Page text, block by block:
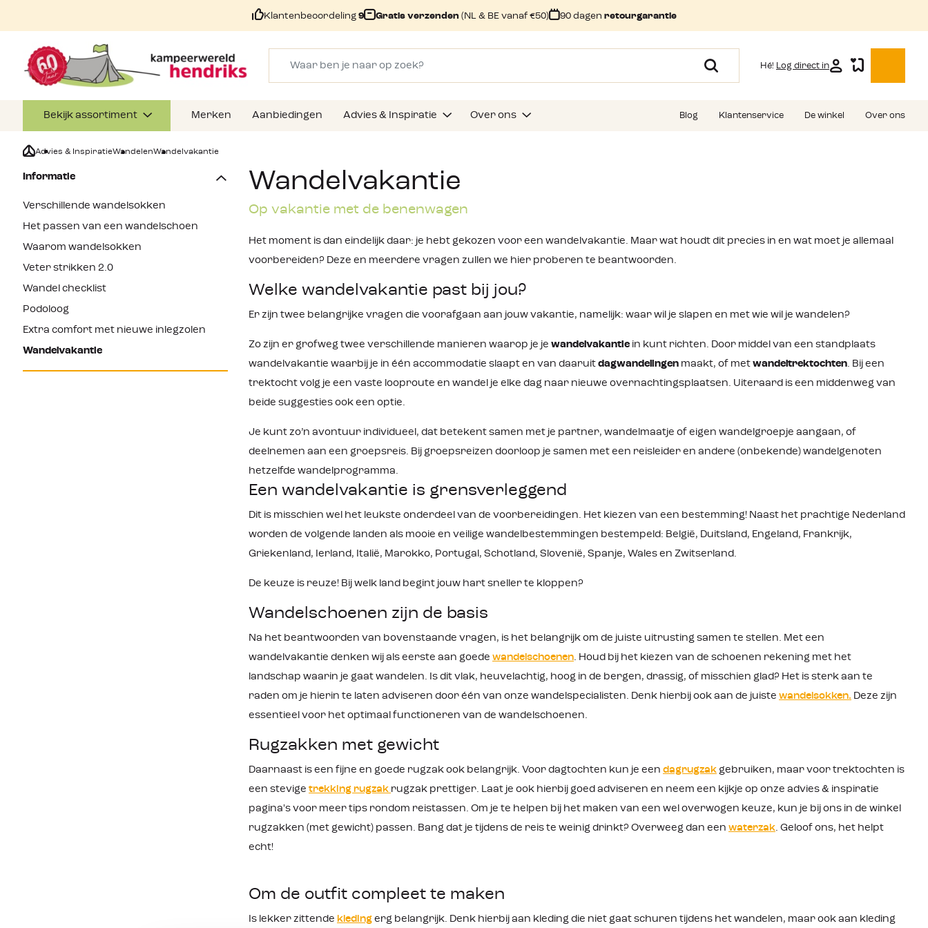
Klantenbeoordeling 9 Gratis verzenden (NL & BE vanaf €50) 90 dagen retourgarantie
Hé! Log direct in
Bekijk assortiment Merken Aanbiedingen Advies & Inspiratie Over ons Blog Klantenservice De winkel Over ons
Advies & InspiratieWandelenWandelvakantie
Informatie
Verschillende wandelsokken
Het passen van een wandelschoen
Waarom wandelsokken
Veter strikken 2.0
Wandel checklist
Podoloog
Extra comfort met nieuwe inlegzolen
Wandelvakantie
Wandelvakantie
Op vakantie met de benenwagen
Het moment is dan eindelijk daar: je hebt gekozen voor een wandelvakantie. Maar wat houdt dit precies in en wat moet je allemaal
voorbereiden? Deze en meerdere vragen zullen we hier proberen te beantwoorden.
Welke wandelvakantie past bij jou?
Er zijn twee belangrijke vragen die voorafgaan aan jouw vakantie, namelijk: waar wil je slapen en met wie wil je wandelen?
Zo zijn er grofweg twee verschillende manieren waarop je je wandelvakantie in kunt richten. Door middel van een standplaats
wandelvakantie waarbij je in één accommodatie slaapt en van daaruit dagwandelingen maakt, of met wandeltrektochten. Bij een
trektocht volg je een vaste looproute en wandel je elke dag naar nieuwe overnachtingsplaatsen. Uiteraard is een middenweg van
beide suggesties ook een optie.
Je kunt zo’n avontuur individueel, dat betekent samen met je partner, wandel­maatje of eigen wandel­groepje aangaan, of
deelnemen aan een groepsreis. Bij groepsreizen doorloop je samen met een reisleider en andere (onbekende) wandelgenoten
hetzelfde wandelprogramma.
Een wandelvakantie is grensverleggend
Dit is misschien wel het leukste onderdeel van de voorbereidingen. Het kiezen van een bestemming! Naast het prachtige Nederland
worden de volgende landen als mooie en veilige wandelbestemmingen bestempeld: België, Duitsland, Engeland, Frankrijk,
Griekenland, Ierland, Italië, Marokko, Portugal, Schotland, Slovenië, Spanje, Wales en Zwitserland.
De keuze is reuze! Bij welk land begint jouw hart sneller te kloppen?
Wandelschoenen zijn de basis
Na het beantwoorden van bovenstaande vragen, is het belangrijk om de juiste uitrusting samen te stellen. Met een
wandelvakantie denken wij als eerste aan goede wandelschoenen. Houd bij het kiezen van de schoenen rekening met het
landschap waarin je gaat wandelen. Is dit vlak, heuvelachtig, hoog in de bergen, drassig, of misschien glad? Het is sterk aan te
raden om je hierin te laten adviseren door één van onze wandelspecialisten. Denk hierbij ook aan de juiste wandelsokken. Deze zijn
essentieel voor het optimaal functioneren van de wandelschoenen.
Rugzakken met gewicht
Daarnaast is een fijne en goede rugzak ook belangrijk. Voor dagtochten kun je een dagrugzak gebruiken, maar voor trektochten is
een stevige trekking rugzak rugzak prettiger. Laat je ook hierbij goed adviseren en neem een kijkje op onze advies & inspiratie
pagina's voor meer tips rondom reistassen. Om je te helpen bij het maken van een wel overwogen keuze, kun je bij ons in de winkel
rugzakken (met gewicht) passen. Bang dat je tijdens de reis te weinig drinkt? Overweeg dan een waterzak. Geloof ons, het helpt
echt!
Om de outfit compleet te maken
Is lekker zittende kleding erg belangrijk. Denk hierbij aan kleding die niet gaat schuren tijdens het wandelen, maar ook aan kleding